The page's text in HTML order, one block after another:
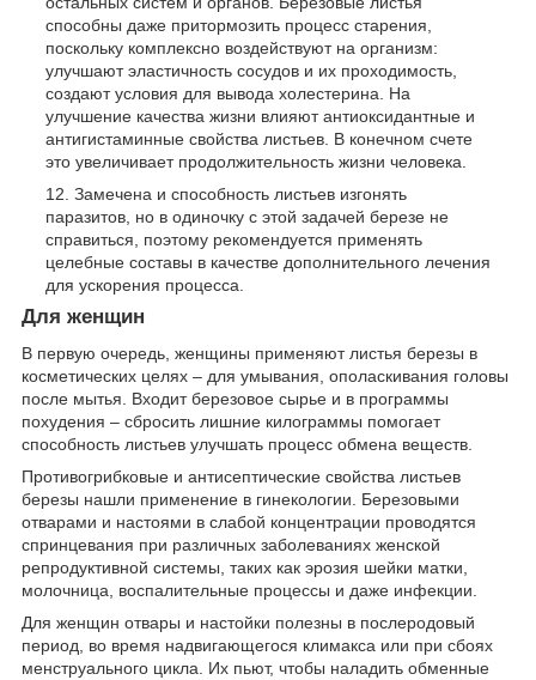
способны даже притормозить процесс старения,
поскольку комплексно воздействуют на организм:
улучшают эластичность сосудов и их проходимость,
создают условия для вывода холестерина. На
улучшение качества жизни влияют антиоксидантные и
антигистаминные свойства листьев. В конечном счете
это увеличивает продолжительность жизни человека.
Замечена и способность листьев изгонять
паразитов, но в одиночку с этой задачей березе не
справиться, поэтому рекомендуется применять
целебные составы в качестве дополнительного лечения
для ускорения процесса.
Для женщин
В первую очередь, женщины применяют листья березы в
косметических целях – для умывания, ополаскивания головы
после мытья. Входит березовое сырье и в программы
похудения – сбросить лишние килограммы помогает
способность листьев улучшать процесс обмена веществ.
Противогрибковые и антисептические свойства листьев
березы нашли применение в гинекологии. Березовыми
отварами и настоями в слабой концентрации проводятся
спринцевания при различных заболеваниях женской
репродуктивной системы, таких как эрозия шейки матки,
молочница, воспалительные процессы и даже инфекции.
Для женщин отвары и настойки полезны в послеродовый
период, во время надвигающегося климакса или при сбоях
менструального цикла. Их пьют, чтобы наладить обменные